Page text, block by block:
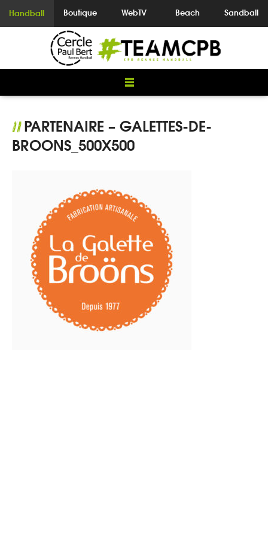
Handball Boutique WebTV Beach Sandball
//PARTENAIRE – GALETTES-DE-
BROONS_500X500